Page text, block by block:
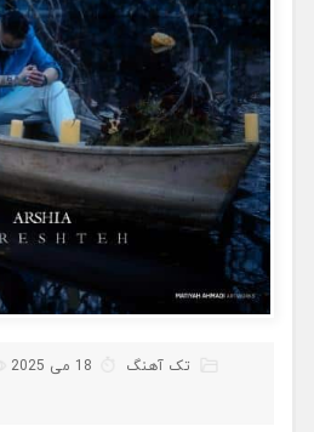
تک آهنگ 18 می 2025